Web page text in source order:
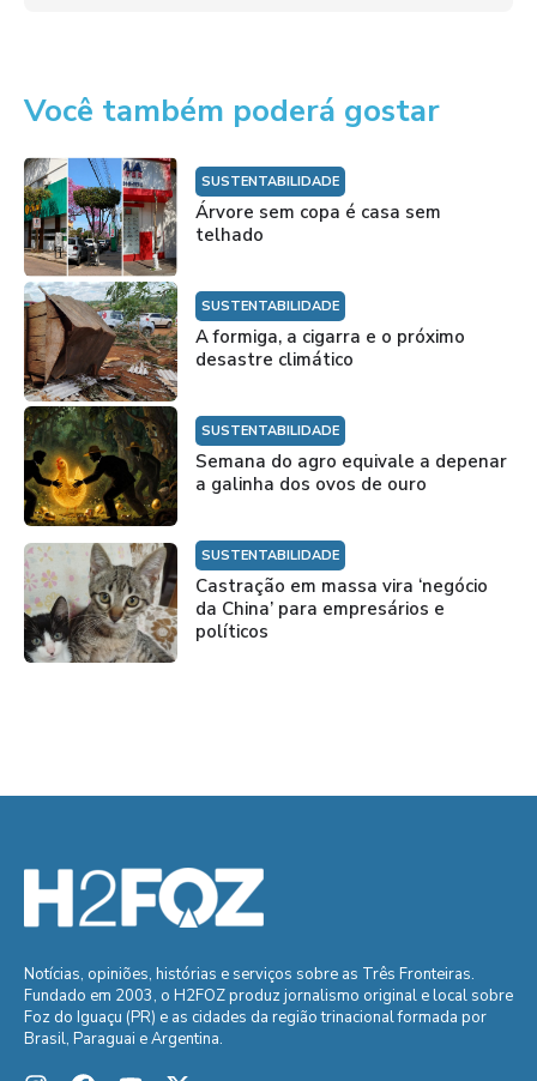
Você também poderá gostar
SUSTENTABILIDADE
Árvore sem copa é casa sem
telhado
SUSTENTABILIDADE
A formiga, a cigarra e o próximo
desastre climático
SUSTENTABILIDADE
Semana do agro equivale a depenar
a galinha dos ovos de ouro
SUSTENTABILIDADE
Castração em massa vira ‘negócio
da China’ para empresários e
políticos
Notícias, opiniões, histórias e serviços sobre as Três Fronteiras.
Fundado em 2003, o H2FOZ produz jornalismo original e local sobre
Foz do Iguaçu (PR) e as cidades da região trinacional formada por
Brasil, Paraguai e Argentina.